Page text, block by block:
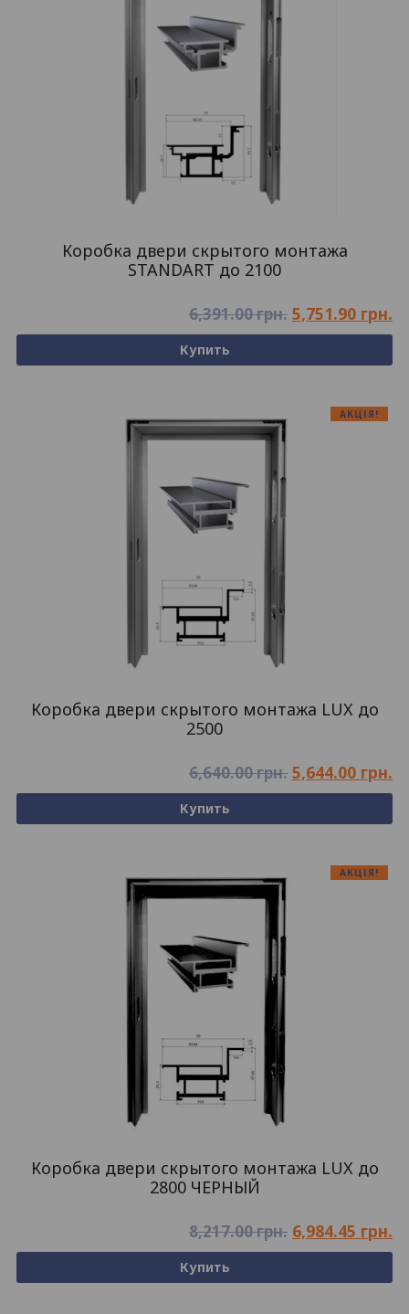
Коробка двери скрытого монтажа
STANDART до 2100
6,391.00грн. 5,751.90 грн.
Купить
АКЦІЯ!
Коробка двери скрытого монтажа LUX до
2500
6,640.00грн. 5,644.00 грн.
Купить
АКЦІЯ!
Коробка двери скрытого монтажа LUX до
2800 ЧЕРНЫЙ
8,217.00грн. 6,984.45 грн.
Купить